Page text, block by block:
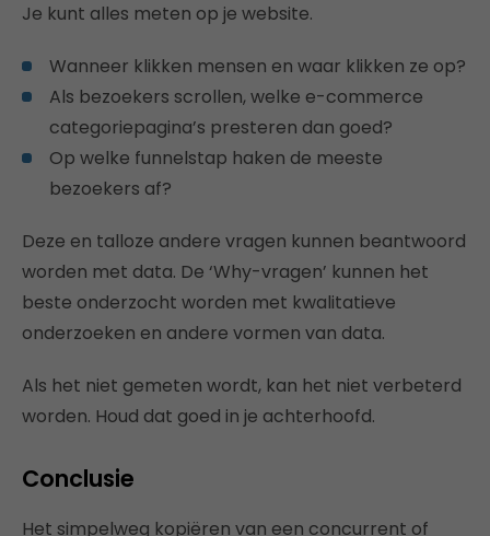
Je kunt alles meten op je website.
Wanneer klikken mensen en waar klikken ze op?
Als bezoekers scrollen, welke e-commerce
categoriepagina’s presteren dan goed?
Op welke funnelstap haken de meeste
bezoekers af?
Deze en talloze andere vragen kunnen beantwoord
worden met data. De ‘Why-vragen’ kunnen het
beste onderzocht worden met kwalitatieve
onderzoeken en andere vormen van data.
Als het niet gemeten wordt, kan het niet verbeterd
worden. Houd dat goed in je achterhoofd.
Conclusie
Het simpelweg kopiëren van een concurrent of